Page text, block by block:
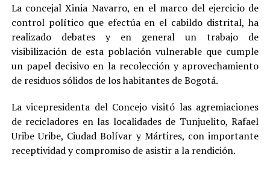
La concejal Xinia Navarro, en el marco del ejercicio de
control político que efectúa en el cabildo distrital, ha
realizado debates y en general un trabajo de
visibilización de esta población vulnerable que cumple
un papel decisivo en la recolección y aprovechamiento
de residuos sólidos de los habitantes de Bogotá.
La vicepresidenta del Concejo visitó las agremiaciones
de recicladores en las localidades de Tunjuelito, Rafael
Uribe Uribe, Ciudad Bolívar y Mártires, con importante
receptividad y compromiso de asistir a la rendición.